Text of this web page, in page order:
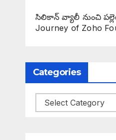
సిలికాన్ వ్యాలీ నుంచి
Journey of Zoho
Categories
Categories